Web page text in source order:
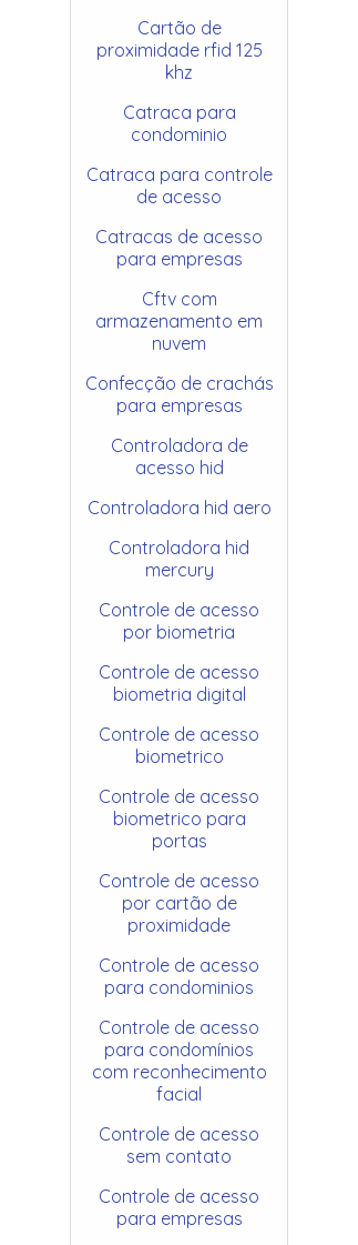
Cartão de
proximidade rfid 125
khz
Catraca para
condominio
Catraca para controle
de acesso
Catracas de acesso
para empresas
Cftv com
armazenamento em
nuvem
Confecção de crachás
para empresas
Controladora de
acesso hid
Controladora hid aero
Controladora hid
mercury
Controle de acesso
por biometria
Controle de acesso
biometria digital
Controle de acesso
biometrico
Controle de acesso
biometrico para
portas
Controle de acesso
por cartão de
proximidade
Controle de acesso
para condominios
Controle de acesso
para condomínios
com reconhecimento
facial
Controle de acesso
sem contato
Controle de acesso
para empresas